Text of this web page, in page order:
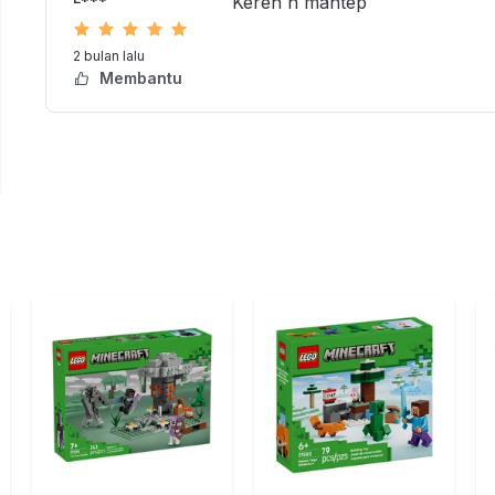
1
2 bulan lalu
Membantu